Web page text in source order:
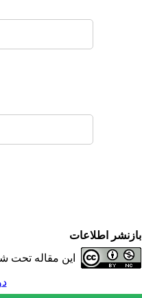
بازنشر اطلاعات
این مقاله تحت
دوره